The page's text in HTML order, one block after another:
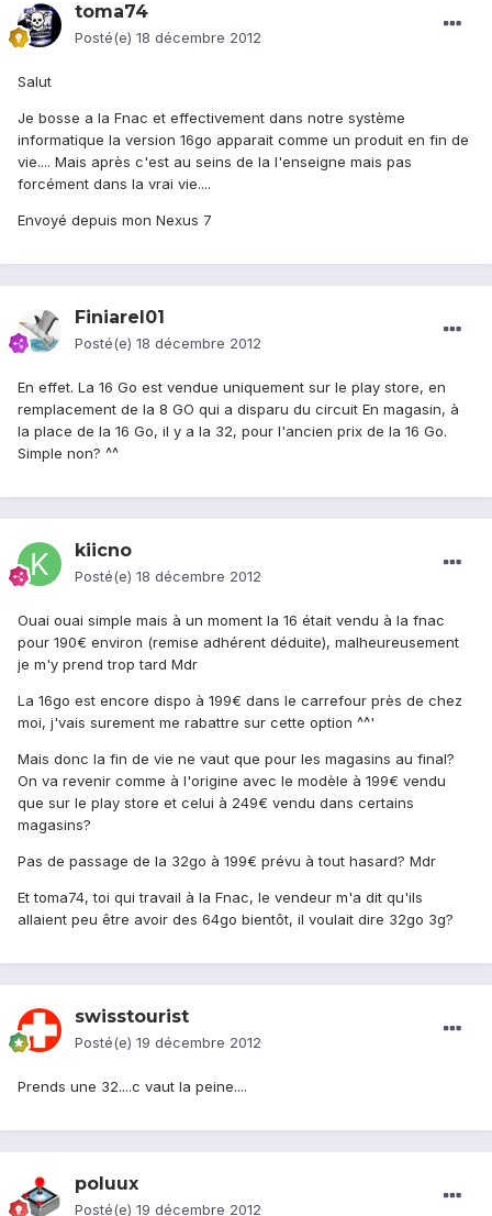
toma74
Posté(e) 18 décembre 2012
Salut
Je bosse a la Fnac et effectivement dans notre système
informatique la version 16go apparait comme un produit en fin de
vie.... Mais après c'est au seins de la l'enseigne mais pas
forcément dans la vrai vie....
Envoyé depuis mon Nexus 7
Finiarel01
Posté(e) 18 décembre 2012
En effet. La 16 Go est vendue uniquement sur le play store, en
remplacement de la 8 GO qui a disparu du circuit En magasin, à
la place de la 16 Go, il y a la 32, pour l'ancien prix de la 16 Go.
Simple non? ^^
kiicno
Posté(e) 18 décembre 2012
Ouai ouai simple mais à un moment la 16 était vendu à la fnac
pour 190€ environ (remise adhérent déduite), malheureusement
je m'y prend trop tard Mdr
La 16go est encore dispo à 199€ dans le carrefour près de chez
moi, j'vais surement me rabattre sur cette option ^^'
Mais donc la fin de vie ne vaut que pour les magasins au final?
On va revenir comme à l'origine avec le modèle à 199€ vendu
que sur le play store et celui à 249€ vendu dans certains
magasins?
Pas de passage de la 32go à 199€ prévu à tout hasard? Mdr
Et toma74, toi qui travail à la Fnac, le vendeur m'a dit qu'ils
allaient peu être avoir des 64go bientôt, il voulait dire 32go 3g?
swisstourist
Posté(e) 19 décembre 2012
Prends une 32....c vaut la peine....
poluux
Posté(e) 19 décembre 2012